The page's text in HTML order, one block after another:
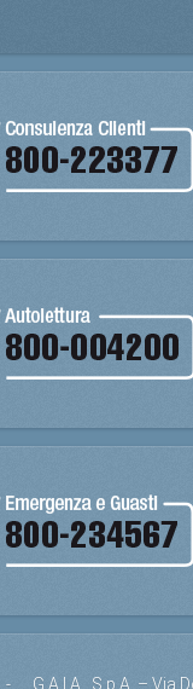
- G.A.I.A . S.p.A. – Via